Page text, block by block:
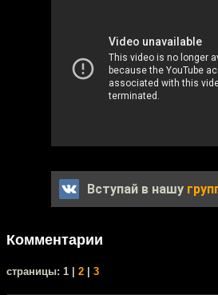
Вступай в нашу
Комментарии
cтраницы: 1 | 2 3